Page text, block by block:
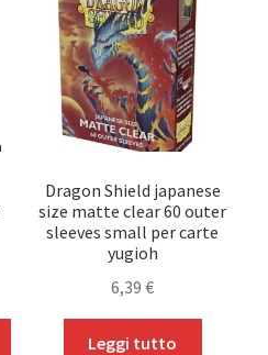
Dragon Shield japanese
size matte clear 60 outer
sleeves small per carte
yugioh
6,39€
Leggi tutto